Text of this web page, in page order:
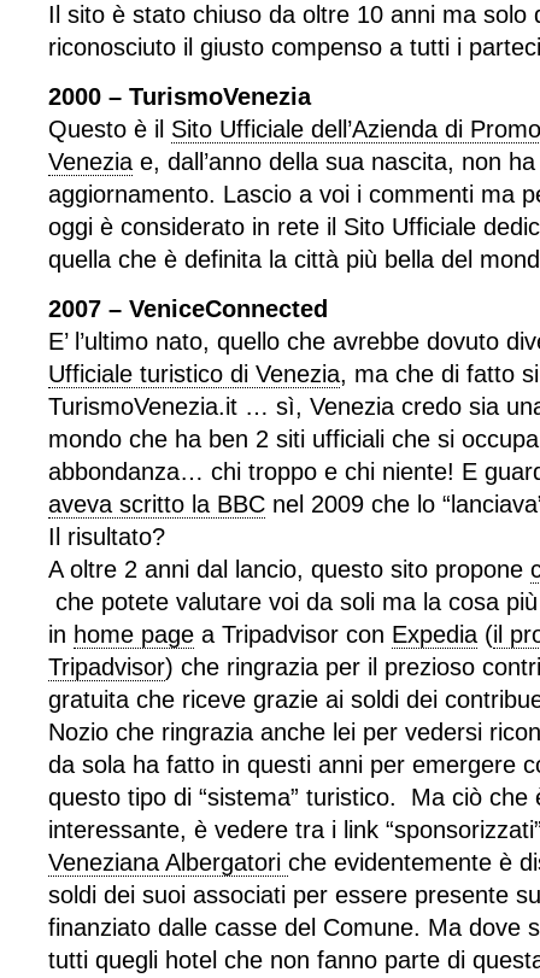
Il sito è stato chiuso da oltre 10 anni ma solo
riconosciuto il giusto compenso a tutti i
2000 – TurismoVenezia
Questo è il Sito Ufficiale dell’Azienda di
Venezia e, dall’anno della sua nascita, non
aggiornamento. Lascio a voi i commenti ma
oggi è considerato in rete il Sito Ufficiale
quella che è definita la città più bella del
2007 – VeniceConnected
E’ l’ultimo nato, quello che avrebbe dovuto
Ufficiale turistico di Venezia, ma che di fatto
TurismoVenezia.it … sì, Venezia credo sia
mondo che ha ben 2 siti ufficiali che si
abbondanza… chi troppo e chi niente! E
aveva scritto la BBC nel 2009 che lo
Il risultato?
A oltre 2 anni dal lancio, questo sito propone
che potete valutare voi da soli ma la cosa
in home page a Tripadvisor con Expedia (il
Tripadvisor) che ringrazia per il prezioso
gratuita che riceve grazie ai soldi dei
Nozio che ringrazia anche lei per vedersi
da sola ha fatto in questi anni per emergere
questo tipo di “sistema” turistico. Ma ciò che
interessante, è vedere tra i link
Veneziana Albergatori che evidentemente è
soldi dei suoi associati per essere presente
finanziato dalle casse del Comune. Ma dove
tutti quegli hotel che non fanno parte di